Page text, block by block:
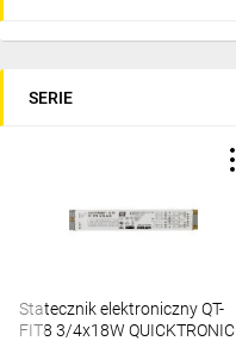
SERIE
Statecznik elektroniczny QT-
FIT8 3/4x18W QUICKTRONIC